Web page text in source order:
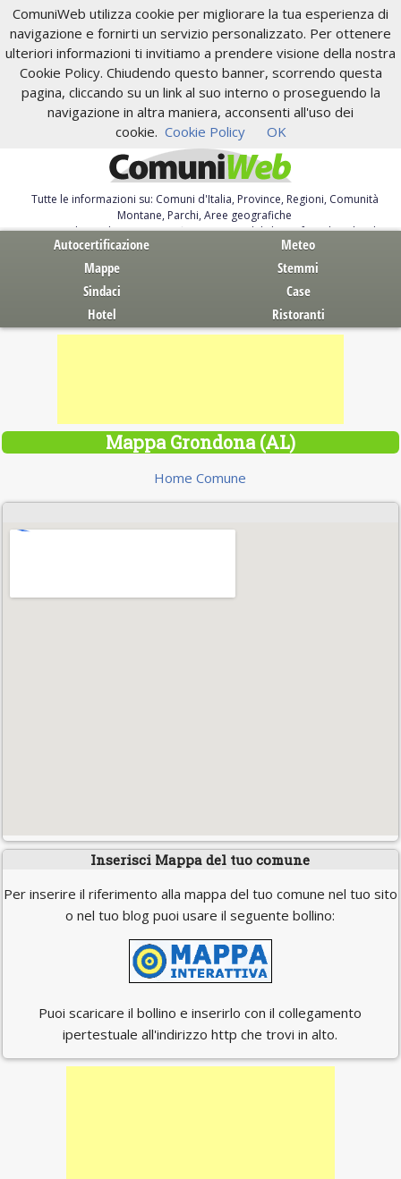
ComuniWeb utilizza cookie per migliorare la tua esperienza di
navigazione e fornirti un servizio personalizzato. Per ottenere
ulteriori informazioni ti invitiamo a prendere visione della nostra
Cookie Policy. Chiudendo questo banner, scorrendo questa
pagina, cliccando su un link al suo interno o proseguendo la
navigazione in altra maniera, acconsenti all'uso dei
cookie. Cookie Policy OK
Tutte le informazioni su: Comuni d'Italia, Province, Regioni, Comunità
Montane, Parchi, Aree geografiche
Servizi al Cittadino. Autocertificazione, moduli, leggi, free download
Autocertificazione
Meteo
Mappe
Stemmi
Sindaci
Case
Hotel
Ristoranti
Mappa Grondona (AL)
Home Comune
Inserisci Mappa del tuo comune
Per inserire il riferimento alla mappa del tuo comune nel tuo sito
o nel tuo blog puoi usare il seguente bollino:
Puoi scaricare il bollino e inserirlo con il collegamento
ipertestuale all'indirizzo http che trovi in alto.